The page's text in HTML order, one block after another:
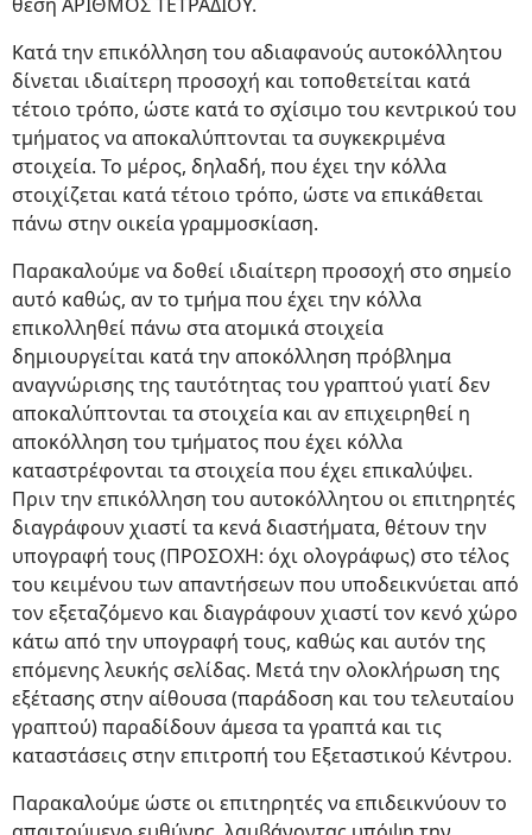
θέση ΑΡΙΘΜΟΣ ΤΕΤΡΑΔΙΟΥ.
Κατά την επικόλληση του αδιαφανούς αυτοκόλλητου
δίνεται ιδιαίτερη προσοχή και τοποθετείται κατά
τέτοιο τρόπο, ώστε κατά το σχίσιμο του κεντρικού του
τμήματος να αποκαλύπτονται τα συγκεκριμένα
στοιχεία. Το μέρος, δηλαδή, που έχει την κόλλα
στοιχίζεται κατά τέτοιο τρόπο, ώστε να επικάθεται
πάνω στην οικεία γραμμοσκίαση.
Παρακαλούμε να δοθεί ιδιαίτερη προσοχή στο σημείο
αυτό καθώς, αν το τμήμα που έχει την κόλλα
επικολληθεί πάνω στα ατομικά στοιχεία
δημιουργείται κατά την αποκόλληση πρόβλημα
αναγνώρισης της ταυτότητας του γραπτού γιατί δεν
αποκαλύπτονται τα στοιχεία και αν επιχειρηθεί η
αποκόλληση του τμήματος που έχει κόλλα
καταστρέφονται τα στοιχεία που έχει επικαλύψει.
Πριν την επικόλληση του αυτοκόλλητου οι επιτηρητές
διαγράφουν χιαστί τα κενά διαστήματα, θέτουν την
υπογραφή τους (ΠΡΟΣΟΧΗ: όχι ολογράφως) στο τέλος
του κειμένου των απαντήσεων που υποδεικνύεται από
τον εξεταζόμενο και διαγράφουν χιαστί τον κενό χώρο
κάτω από την υπογραφή τους, καθώς και αυτόν της
επόμενης λευκής σελίδας. Μετά την ολοκλήρωση της
εξέτασης στην αίθουσα (παράδοση και του τελευταίου
γραπτού) παραδίδουν άμεσα τα γραπτά και τις
καταστάσεις στην επιτροπή του Εξεταστικού Κέντρου.
Παρακαλούμε ώστε οι επιτηρητές να επιδεικνύουν το